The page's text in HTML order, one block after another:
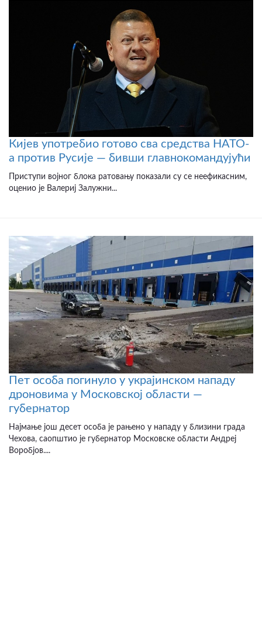
Кијев употребио готово сва средства НАТО-
а против Русије — бивши главнокомандујући
Приступи војног блока ратовању показали су се неефикасним,
оценио је Валериј Залужни...
Пет особа погинуло у украјинском нападу
дроновима у Московској области —
губернатор
Најмање још десет особа је рањено у нападу у близини града
Чехова, саопштио је губернатор Московске области Андреј
Воробјов....